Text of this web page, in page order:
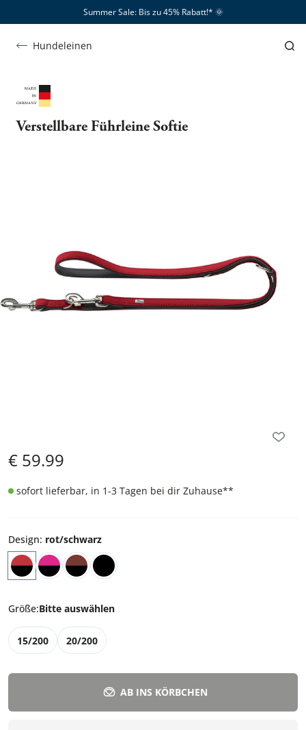
Summer Sale: Bis zu 45% Rabatt!*​ 🌞
Hundeleinen
Verstellbare Führleine Softie
€ 59.99
sofort lieferbar, in 1-3 Tagen bei dir Zuhause**
Design: rot/schwarz
Größe:Bitte auswählen
15/200 20/200
AB INS KÖRBCHEN